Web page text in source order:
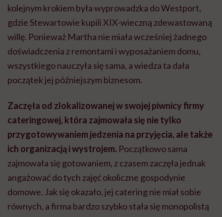
kolejnym krokiem była wyprowadzka do Westport,
gdzie Stewartowie kupili XIX-wieczną zdewastowaną
willę. Ponieważ Martha nie miała wcześniej żadnego
doświadczenia z remontami i wyposażaniem domu,
wszystkiego nauczyła się sama, a wiedza ta dała
początek jej późniejszym biznesom.
Zaczęła od zlokalizowanej w swojej piwnicy firmy
cateringowej, która zajmowała się nie tylko
przygotowywaniem jedzenia na przyjęcia, ale także
ich organizacją i wystrojem. Początkowo sama
zajmowała się gotowaniem, z czasem zaczęła jednak
angażować do tych zajęć okoliczne gospodynie
domowe. Jak się okazało, jej catering nie miał sobie
równych, a firma bardzo szybko stała się monopolistą